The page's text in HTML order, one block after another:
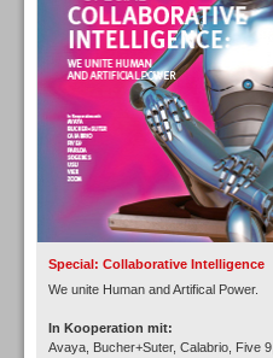
Special: Collaborative Intelligence
We unite Human and Artifical Power.
In Kooperation mit:
Avaya, Bucher+Suter, Calabrio, Five 9,
Personal
Inbound